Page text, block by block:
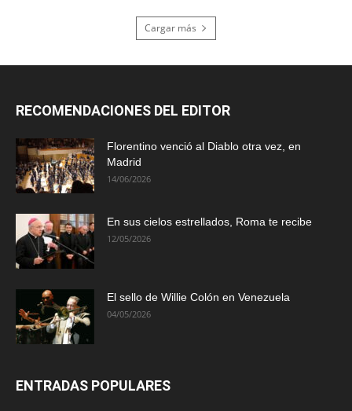
Cargar más
RECOMENDACIONES DEL EDITOR
Florentino venció al Diablo otra vez, en
Madrid
14/06/2026
En sus cielos estrellados, Roma te recibe
12/05/2026
El sello de Willie Colón en Venezuela
04/05/2026
ENTRADAS POPULARES